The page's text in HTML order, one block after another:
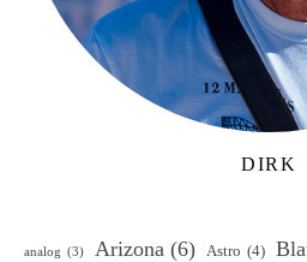
DIRK
analog (3) Arizona (6) Astro (4)